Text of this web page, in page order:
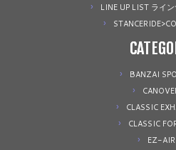
LINE UP LIST ライ
BANZAI
CLASSIC
CLASSIC
EZ-AIR